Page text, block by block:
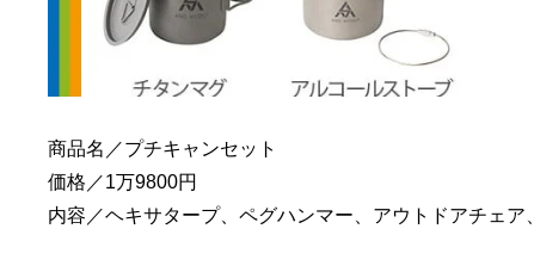
商品名／プチキャンセット
価格／1万9800円
内容／ヘキサタープ、ペグハンマー、アウトドアチェ